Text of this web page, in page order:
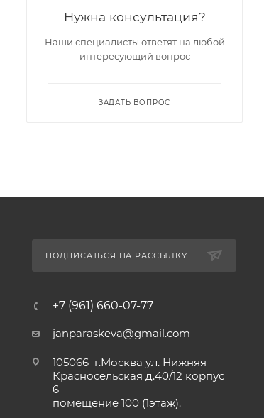
Нужна консультация?
Наши специалисты ответят на любой
интересующий вопрос
ЗАДАТЬ ВОПРОС
ПОДПИСАТЬСЯ НА РАССЫЛКУ
+7 (961) 660-07-77
janparaskeva@gmail.com
105066 г.Москва ул. Нижняя
Красносельская д.40/12 корпус
6
помещение 100 (1этаж).